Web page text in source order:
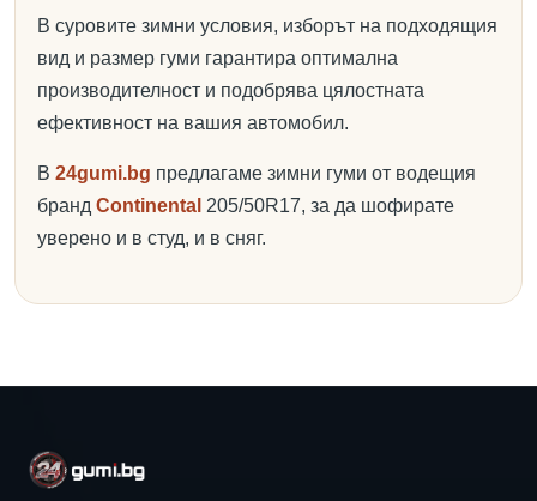
В суровите зимни условия, изборът на подходящия
вид и размер гуми гарантира оптимална
производителност и подобрява цялостната
ефективност на вашия автомобил.
В 24gumi.bg предлагаме зимни гуми от водещия
бранд Continental 205/50R17, за да шофирате
уверено и в студ, и в сняг.